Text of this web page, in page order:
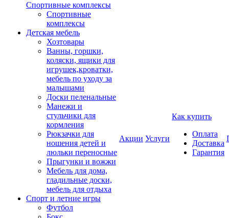
Спортивные комплексы
Спортивные
комплексы
Детская мебель
Хозтовары
Ванны, горшки,
коляски, ящики для
игрушек,кроватки,
мебель по уходу за
малышами
Доски пеленальные
Манежи и
стульчики для
кормления
Рюкзачки для
ношения детей и
люльки переносные
Прыгунки и вожжи
Мебель для дома,
гладильные доски,
мебель для отдыха
Спорт и летние игры
Футбол
Акции Услуги
Как купить
Оплата
Доставка
Гарантия